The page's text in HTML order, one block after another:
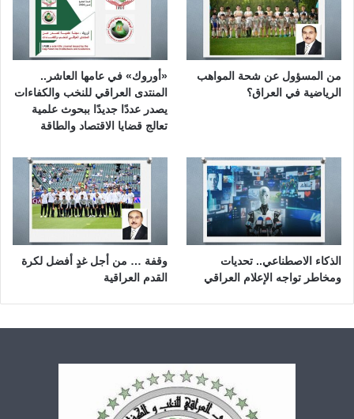
من المسؤول عن شحة المواهب
الرياضية في العراق؟
«أوروك» في عامها العاشر..
المنتدى العراقي للنخب والكفاءات
يصدر عددًا جديدًا ببحوث علمية
تعالج قضايا الاقتصاد والطاقة
الذكاء الاصطناعي.. تحديات
ومخاطر تواجه الإعلام العراقي
وقفة … من أجل غدٍ أفضل لكرة
القدم العراقية